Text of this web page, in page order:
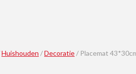
Huishouden /Decoratie / Placemat